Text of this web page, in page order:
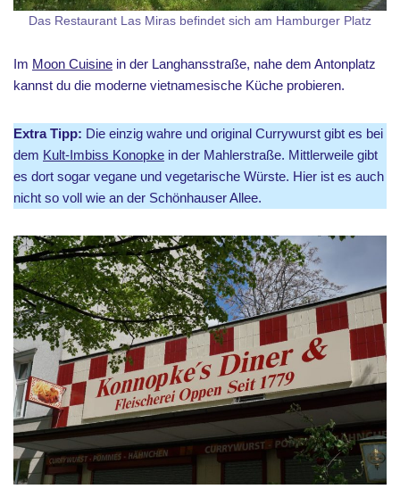
Das Restaurant Las Miras befindet sich am Hamburger Platz
Im Moon Cuisine in der Langhansstraße, nahe dem Antonplatz
kannst du die moderne vietnamesische Küche probieren.
Extra Tipp: Die einzig wahre und original Currywurst gibt es bei
dem Kult-Imbiss Konopke in der Mahlerstraße. Mittlerweile gibt
es dort sogar vegane und vegetarische Würste. Hier ist es auch
nicht so voll wie an der Schönhauser Allee.